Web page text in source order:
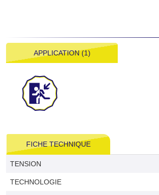
APPLICATION (1)
FICHE TECHNIQUE
TENSION
TECHNOLOGIE